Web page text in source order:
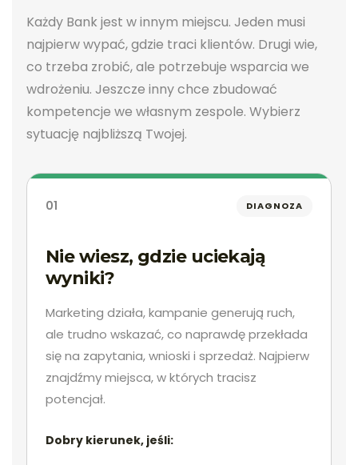
Każdy Bank jest w innym miejscu. Jeden musi
najpierw wypać, gdzie traci klientów. Drugi wie,
co trzeba zrobić, ale potrzebuje wsparcia we
wdrożeniu. Jeszcze inny chce zbudować
kompetencje we własnym zespole. Wybierz
sytuację najbliższą Twojej.
01 DIAGNOZA
Nie wiesz, gdzie uciekają
wyniki?
Marketing działa, kampanie generują ruch,
ale trudno wskazać, co naprawdę przekłada
się na zapytania, wnioski i sprzedaż. Najpierw
znajdźmy miejsca, w których tracisz
potencjał.
Dobry kierunek, jeśli: